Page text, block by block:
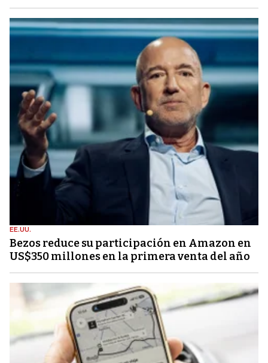
EE.UU.
Bezos reduce su participación en Amazon en
US$350 millones en la primera venta del año